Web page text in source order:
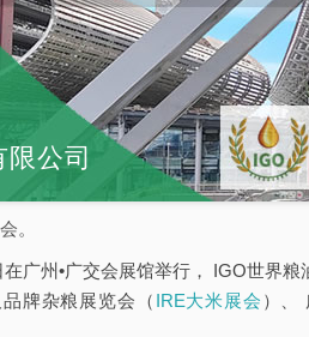
公司
。
广州•广交会展馆举行， IGO世界
牌杂粮展览会（ IRE大米展会 ）、